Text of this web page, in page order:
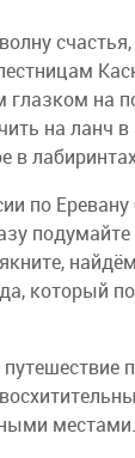
глазком на
на ланч в
в
по Еревану
который
местами.